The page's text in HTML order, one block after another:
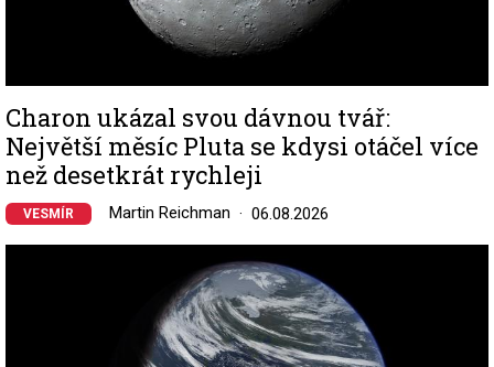
Charon ukázal svou dávnou tvář:
Největší měsíc Pluta se kdysi otáčel více
než desetkrát rychleji
VESMÍR Martin Reichman 06.08.2026